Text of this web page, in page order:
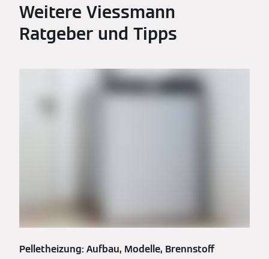
Weitere Viessmann
Ratgeber und Tipps
Pelletheizung: Aufbau, Modelle, Brennstoff